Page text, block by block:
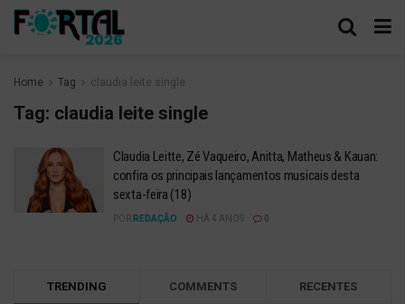
Home Tag claudia leite single
Tag: claudia leite single
Claudia Leitte, Zé Vaqueiro, Anitta, Matheus & Kauan:
confira os principais lançamentos musicais desta
sexta-feira (18)
POR REDAÇÃO HÁ 4 ANOS
TRENDING COMMENTS RECENTES